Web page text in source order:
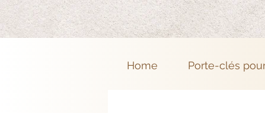
Home Porte-clés